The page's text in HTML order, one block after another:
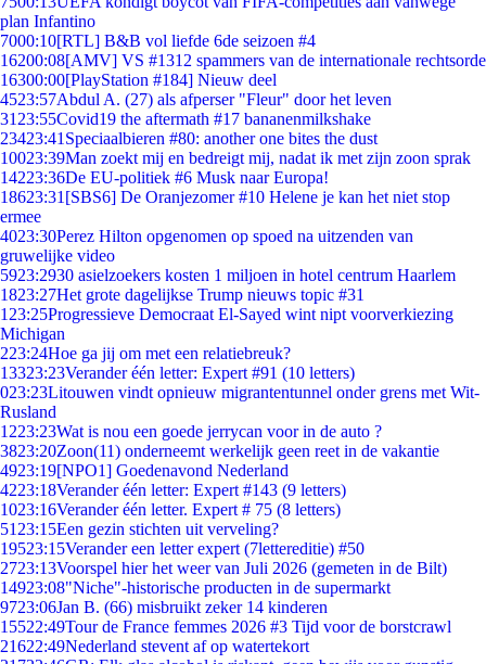
plan Infantino
7000:10[RTL] B&B vol liefde 6de seizoen #4
16200:08[AMV] VS #1312 spammers van de internationale rechtsorde
16300:00[PlayStation #184] Nieuw deel
4523:57Abdul A. (27) als afperser "Fleur" door het leven
31 23:55Covid19 the aftermath #17 bananenmilkshake
23423:41 Speciaalbieren #80: another one bites the dust
10023:39Man zoekt mij en bedreigt mij, nadat ik met zijn zoon sprak
14223:36De EU-politiek #6 Musk naar Europa!
18623:31 [SBS6] De Oranjezomer #10 Helene je kan het niet stop
ermee
4023:30Perez Hilton opgenomen op spoed na uitzenden van
gruwelijke video
5923:2930 asielzoekers kosten 1 miljoen in hotel centrum Haarlem
1823:27Het grote dagelijkse Trump nieuws topic #31
1 23:25Progressieve Democraat El-Sayed wint nipt voorverkiezing
Michigan
223:24Hoe ga jij om met een relatiebreuk?
13323:23Verander één letter: Expert #91 (10 letters)
023:23Litouwen vindt opnieuw migrantentunnel onder grens met Wit-
Rusland
1223:23Wat is nou een goede jerrycan voor in de auto ?
3823:20Zoon(11) onderneemt werkelijk geen reet in de vakantie
4923:19[NPO1] Goedenavond Nederland
4223:18Verander één letter: Expert #143 (9 letters)
1023:16Verander één letter. Expert # 75 (8 letters)
51 23:15Een gezin stichten uit verveling?
19523:15Verander een letter expert (7lettereditie) #50
2723:13Voorspel hier het weer van Juli 2026 (gemeten in de Bilt)
14923:08"Niche"-historische producten in de supermarkt
9723:06Jan B. (66) misbruikt zeker 14 kinderen
15522:49Tour de France femmes 2026 #3 Tijd voor de borstcrawl
21622:49Nederland stevent af op watertekort